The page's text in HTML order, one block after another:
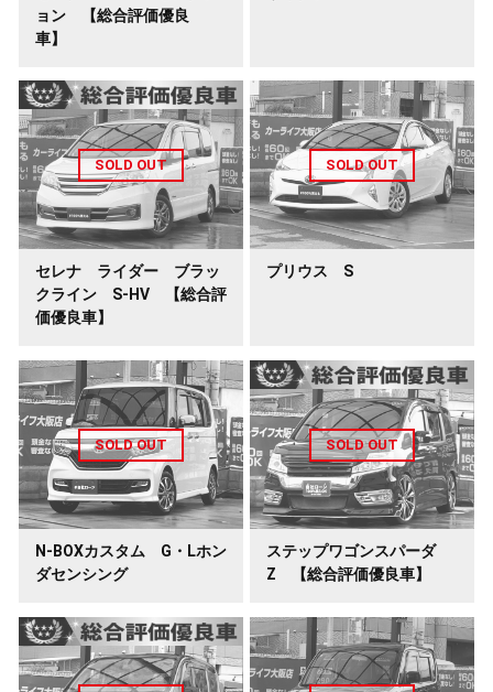
ョン 【総合評価優良
車】
セレナ ライダー ブラッ
クライン S-HV 【総合評
価優良車】
プリウス S
N-BOXカスタム G・Lホン
ダセンシング
ステップワゴンスパーダ
Z 【総合評価優良車】